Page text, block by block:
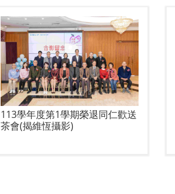
113學年度第1學期榮退同仁歡送
茶會(揭維恆攝影)